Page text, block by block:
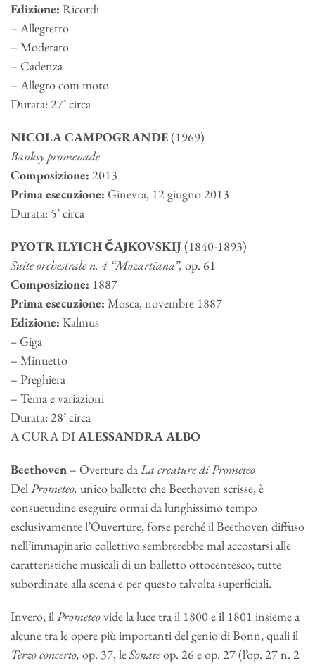
Edizione: Ricordi
– Allegretto
– Moderato
– Cadenza
– Allegro com moto
Durata: 27’ circa
NICOLA CAMPOGRANDE(1969)
Banksy promenade
Composizione: 2013
Prima esecuzione: Ginevra, 12 giugno 2013
Durata: 5’ circa
PYOTR ILYICH ČAJKOVSKIJ(1840-1893)
Suite orchestrale n. 4 “Mozartiana”, op. 61
Composizione: 1887
Prima esecuzione: Mosca, novembre 1887
Edizione: Kalmus
–Giga
– Minuetto
– Preghiera
– Tema e variazioni
Durata: 28’ circa
A CURA DIALESSANDRA ALBO
Beethoven – Overture daLa creature di Prometeo
DelPrometeo, unico balletto che Beethoven scrisse, è
consuetudine eseguire ormai da lunghissimo tempo
esclusivamente l’Ouverture, forse perché il Beethoven diffuso
nell’immaginario collettivo sembrerebbe mal accostarsi alle
caratteristiche musicali di un balletto ottocentesco, tutte
subordinate alla scena e per questo talvolta superficiali.
Invero, ilPrometeovide la luce tra il 1800 e il 1801 insieme a
alcune tra le opere più importanti del genio di Bonn, quali il
Terzo concerto, op. 37, leSonateop. 26 e op. 27 (l’op. 27 n. 2